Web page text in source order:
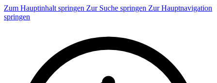
Zum Hauptinhalt springen Zur Suche springen Zur Hauptnavigation
springen